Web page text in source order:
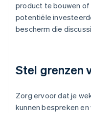
product te bouwen
potentiële
bescherm die
Stel grenzen
Zorg ervoor dat je
kunnen bespreken